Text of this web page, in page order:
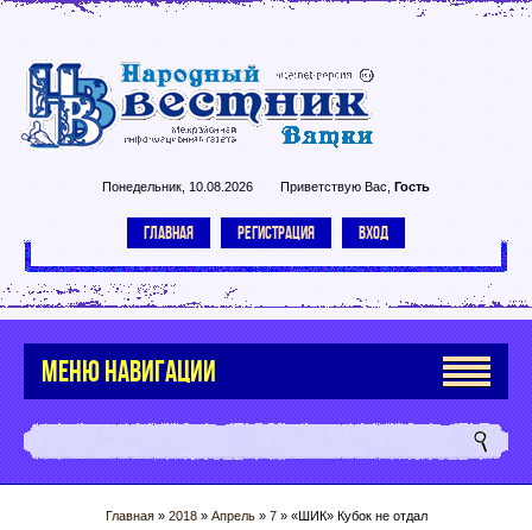
Понедельник, 10.08.2026 Приветствую Вас Гость
ГЛАВНАЯ РЕГИСТРАЦИЯ ВХОД
МЕНЮ НАВИГАЦИИ
Главная» 2018 » Апрель » 7» «ШИК» Кубок не отдал